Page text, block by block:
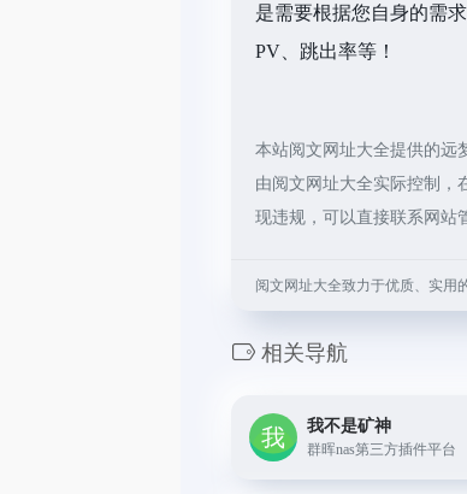
是需要根据您自身的需
PV、跳出率等！
本站阅文网址大全提供的远
由阅文网址大全实际控制，
现违规，可以直接联系网站
阅文网址大全致力于优质、实用
相关导航
我不是矿神
群晖nas第三方插件平台